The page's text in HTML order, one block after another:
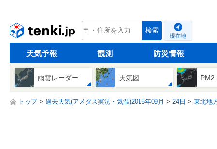
tenki.jp 検索
現在地
天気予報 観測 防災情報
雨雲レーダー 天気図
トップ 過去天気(アメダス実況・気温)2015年09月 24日 東北地